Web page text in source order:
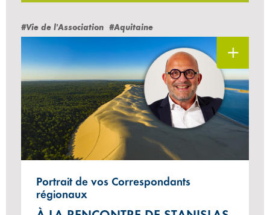
#Vie de l'Association #Aquitaine
Portrait de vos Correspondants
régionaux